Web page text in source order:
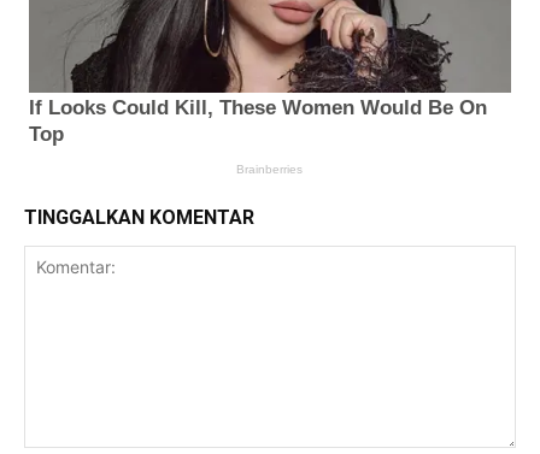
TINGGALKAN KOMENTAR